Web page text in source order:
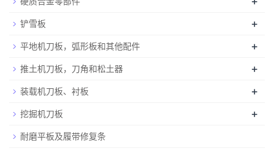
铲雪板 +
平地机刀板，弧形板和其他配件 +
推土机刀板，刀角和松土器 +
装载机刀板、衬板 +
挖掘机刀板 +
耐磨平板及履带修复条